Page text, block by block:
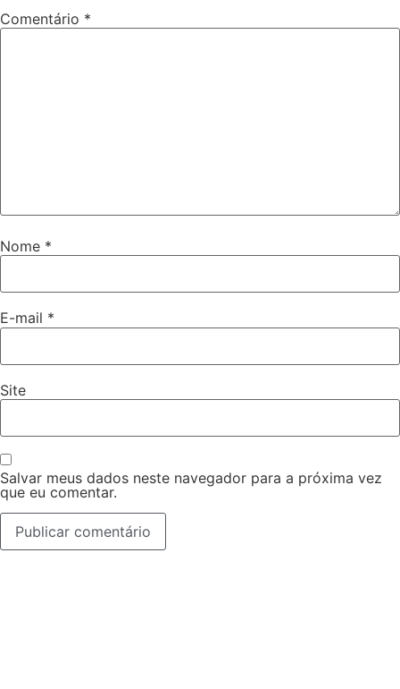
Comentário *
Nome *
E-mail *
Site
Salvar meus dados neste navegador para a próxima vez
que eu comentar.